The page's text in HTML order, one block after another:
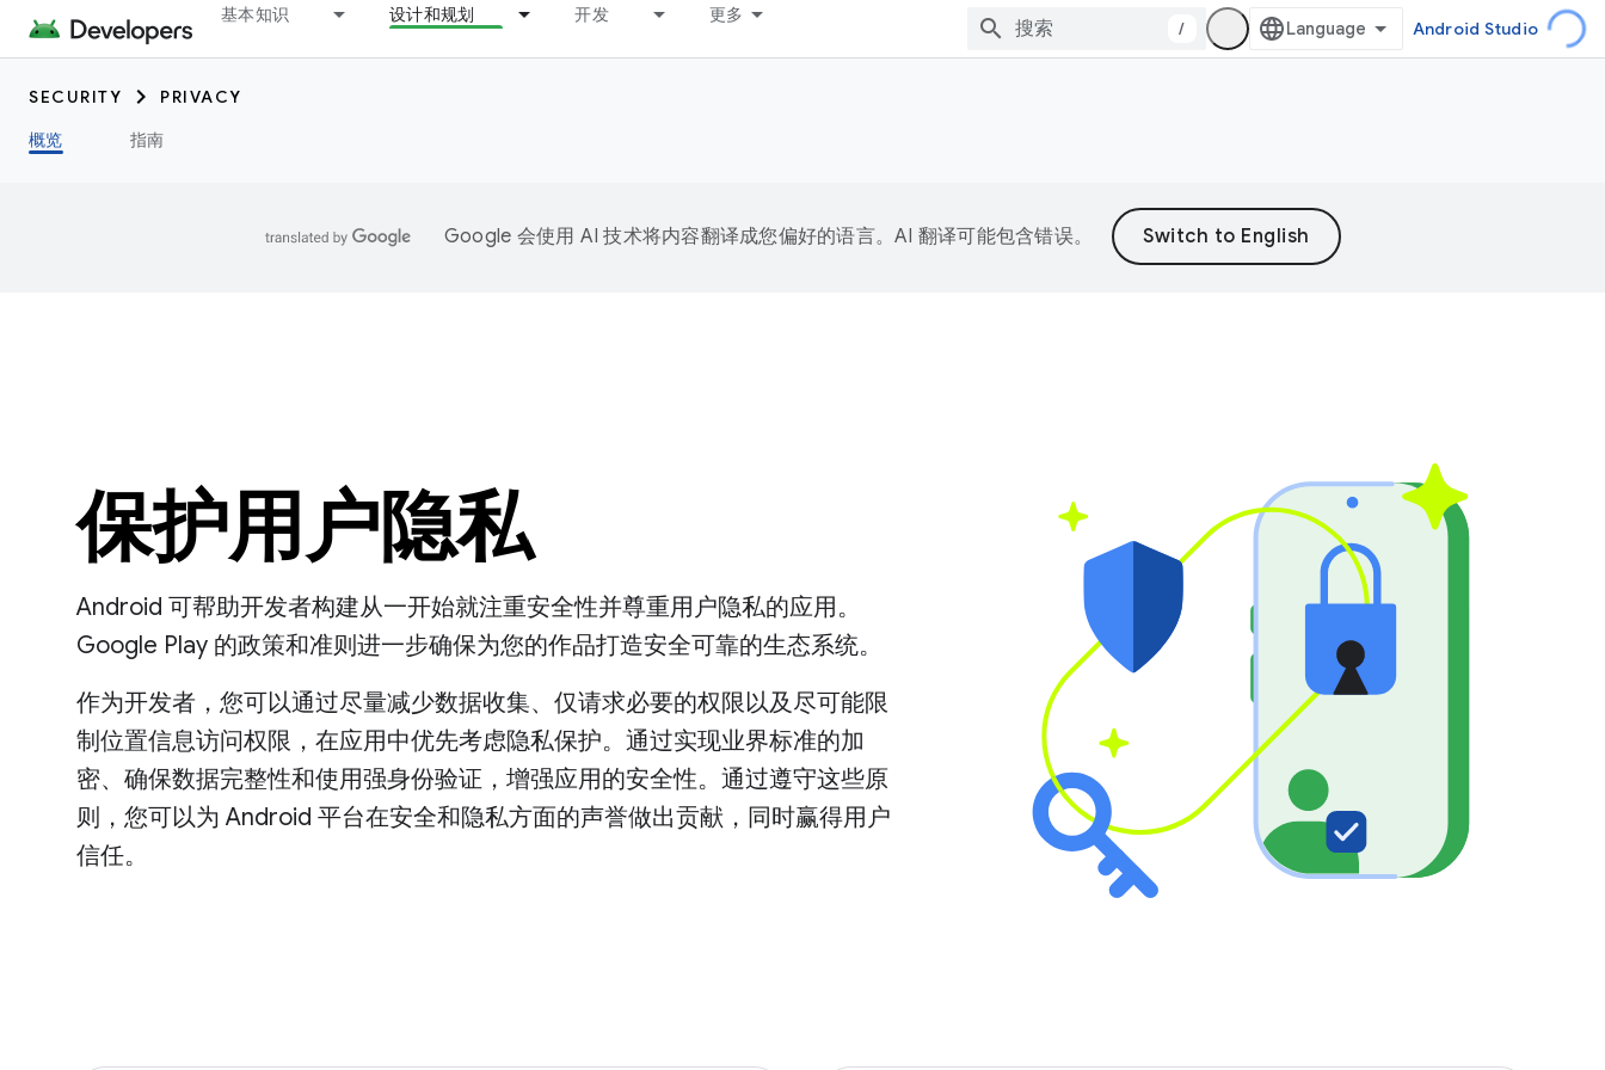
基本知识 设计和规划 开发 更多
/ Android Studio
SECURITY
PRIVACY
概览
指南
Google 会使用 AI 技术将内容翻译成您偏好的语言。AI 翻译可能包含错误。
保护用户隐私
Android 可帮助开发者构建从一开始就注重安全性并尊重用户隐私的应用。
Google Play 的政策和准则进一步确保为您的作品打造安全可靠的生态系统。
作为开发者，您可以通过尽量减少数据收集、仅请求必要的权限以及尽可能限
制位置信息访问权限，在应用中优先考虑隐私保护。通过实现业界标准的加
密、确保数据完整性和使用强身份验证，增强应用的安全性。通过遵守这些原
则，您可以为 Android 平台在安全和隐私方面的声誉做出贡献，同时赢得用户
信任。